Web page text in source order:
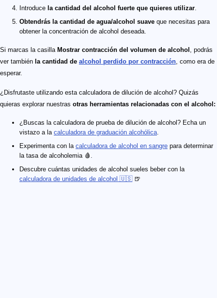
Introduce la cantidad del alcohol fuerte que quieres utilizar.
Obtendrás la cantidad de agua/alcohol suave que necesitas para
obtener la concentración de alcohol deseada.
Si marcas la casilla Mostrar contracción del volumen de alcohol , podrás
ver también la cantidad de alcohol perdido por contracción, como era de
esperar.
¿Disfrutaste utilizando esta calculadora de dilución de alcohol? Quizás
quieras explorar nuestras otras herramientas relacionadas con el alcohol:
¿Buscas la calculadora de prueba de dilución de alcohol? Echa un
vistazo a la calculadora de graduación alcohólica.
Experimenta con la calculadora de alcohol en sangre para determinar
la tasa de alcoholemia 🩸.
Descubre cuántas unidades de alcohol sueles beber con la
calculadora de unidades de alcohol 🇺🇸🍺